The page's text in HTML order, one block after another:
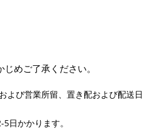
めご了承ください。
よび営業所留、置き配および配送日
日かかります。